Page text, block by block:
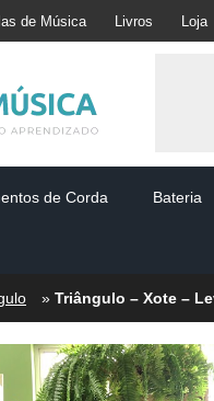
de Música Livros Loja
de Corda Bateria
» Triângulo – Xote –